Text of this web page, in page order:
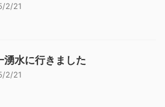
2/21
湧水に行きました
2/21